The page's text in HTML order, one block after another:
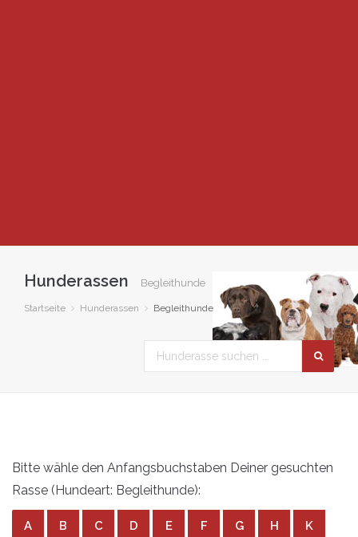
Hunderassen Begleithunde
Startseite Hunderassen Begleithunde
Bitte wähle den Anfangsbuchstaben Deiner gesuchten
Rasse (Hundeart: Begleithunde):
A B C D E F G H K